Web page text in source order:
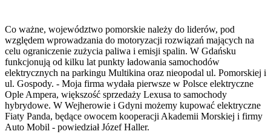
Co ważne, województwo pomorskie należy do liderów, pod
względem wprowadzania do motoryzacji rozwiązań mających na
celu ograniczenie zużycia paliwa i emisji spalin. W Gdańsku
funkcjonują od kilku lat punkty ładowania samochodów
elektrycznych na parkingu Multikina oraz nieopodal ul. Pomorskiej i
ul. Gospody. - Moja firma wydała pierwsze w Polsce elektryczne
Ople Ampera, większość sprzedaży Lexusa to samochody
hybrydowe. W Wejherowie i Gdyni możemy kupować elektryczne
Fiaty Panda, będące owocem kooperacji Akademii Morskiej i firmy
Auto Mobil - powiedział Józef Haller.